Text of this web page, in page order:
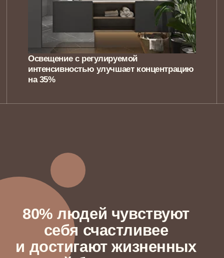
NewForm — это про интерьер
отражать вас и помогать вам жить вашу